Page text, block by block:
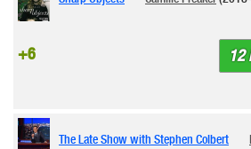
12
+6
The Late Show with Stephen Colbert